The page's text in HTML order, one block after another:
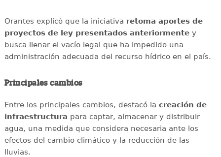
Orantes explicó que la iniciativa retoma aportes de
proyectos de ley presentados anteriormentey
busca llenar el vacío legal que ha impedido una
administración adecuada del recurso hídrico en el país.
Principales cambios
Entre los principales cambios, destacó la creación de
infraestructura para captar, almacenar y distribuir
agua, una medida que considera necesaria ante los
efectos del cambio climático y la reducción de las
lluvias.